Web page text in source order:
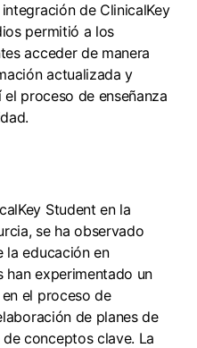
de ClinicalKey
permitió a los
acceder de manera
actualizada y
proceso de enseñanza
Student en la
se ha observado
la educación en
han experimentado un
el proceso de
de planes de
conceptos clave. La